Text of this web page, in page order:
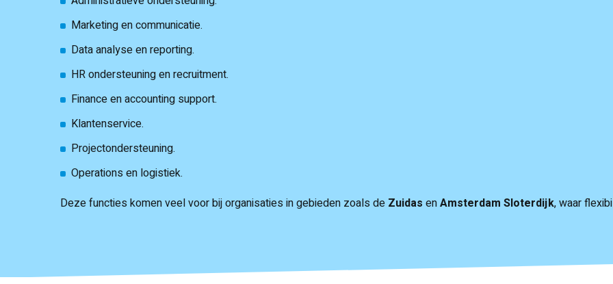
Marketing en communicatie.
Data analyse en reporting.
HR ondersteuning en recruitment.
Finance en accounting support.
Klantenservice.
Projectondersteuning.
Operations en logistiek.
Deze functies komen veel voor bij organisaties in gebieden zoals de Zuidas enAmsterdam Sloterdijk, waar